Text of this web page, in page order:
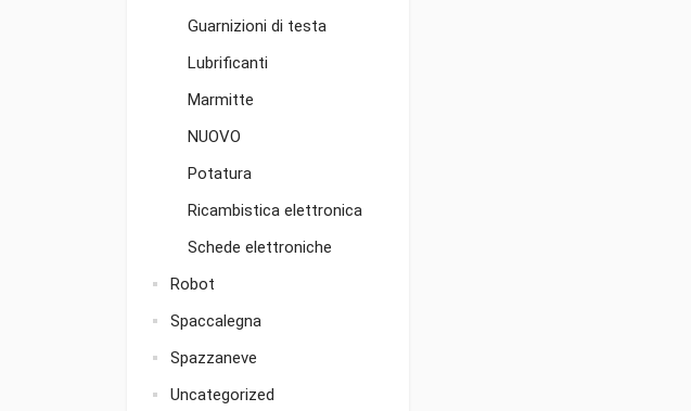
Guarnizioni di testa
Lubrificanti
Marmitte
NUOVO
Potatura
Ricambistica elettronica
Schede elettroniche
Robot
Spaccalegna
Spazzaneve
Uncategorized